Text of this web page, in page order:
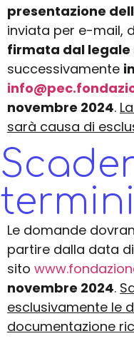
presentazione
inviata per e-mail,
firmata dal
successivamente
novembre 2024.
sarà causa di
termini
Le domande
partire dalla data
sito
novembre 2024.
esclusivamente le
documentazione